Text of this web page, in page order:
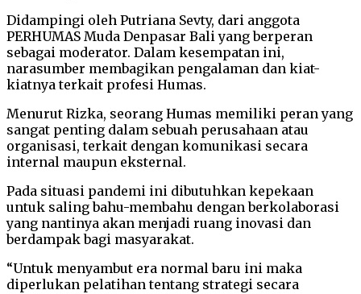
Didampingi oleh Putriana Sevty, dari anggota
PERHUMAS Muda Denpasar Bali yang berperan
sebagai moderator. Dalam kesempatan ini,
narasumber membagikan pengalaman dan kiat-
kiatnya terkait profesi Humas.
Menurut Rizka, seorang Humas memiliki peran yang
sangat penting dalam sebuah perusahaan atau
organisasi, terkait dengan komunikasi secara
internal maupun eksternal.
Pada situasi pandemi ini dibutuhkan kepekaan
untuk saling bahu-membahu dengan berkolaborasi
yang nantinya akan menjadi ruang inovasi dan
berdampak bagi masyarakat.
“Untuk menyambut era normal baru ini maka
diperlukan pelatihan tentang strategi secara